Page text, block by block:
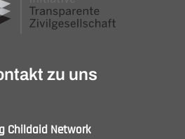
zu uns
Childaid Network